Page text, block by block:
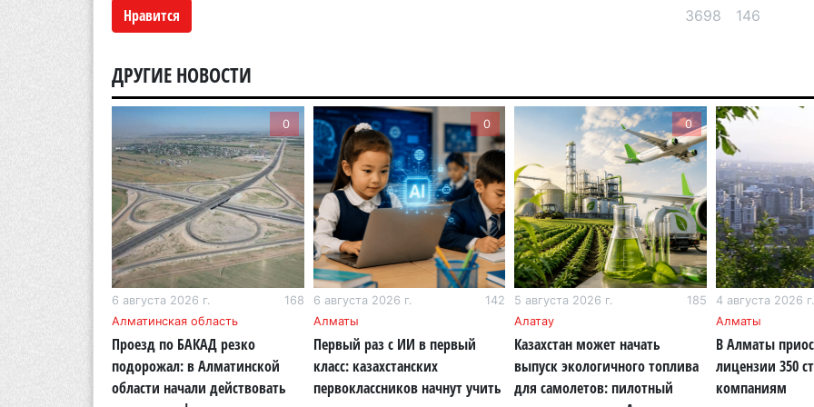
Нравится 3698 146
6
5
5
5
ДРУГИЕ НОВОСТИ
0
6 августа 2026 г.
168
Алматинская область
Проезд по БАКАД резко
подорожал: в Алматинской
области начали действовать
0
6 августа 2026 г.
142
Алматы
Первый раз с ИИ в первый
класс: казахстанских
первоклассников начнут учить
0
5 августа 2026 г.
185
Алатау
Казахстан может начать
выпуск экологичного топлива
для самолетов: пилотный
4 августа 2026 г.
Алматы
В Алматы
лицензии 350
компаниям